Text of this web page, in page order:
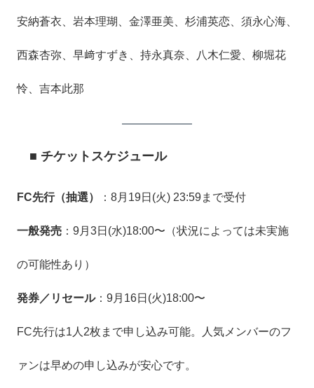
安納蒼衣、岩本理瑚、金澤亜美、杉浦英恋、須永心海、
西森杏弥、早﨑すずき、持永真奈、八木仁愛、柳堀花
怜、吉本此那
■ チケットスケジュール
FC先行（抽選） ：8月19日(火) 23:59まで受付
一般発売 ：9月3日(水)18:00〜（状況によっては未実施
の可能性あり）
発券／リセール：9月16日(火)18:00〜
FC先行は1人2枚まで申し込み可能。人気メンバーのフ
ァンは早めの申し込みが安心です。